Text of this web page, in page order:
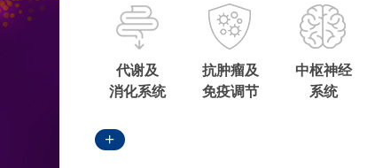
代谢及
消化系统
抗肿瘤及
免疫调节
中枢神经
系统